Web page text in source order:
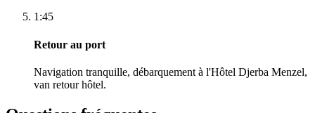
1:45
Retour au port
Navigation tranquille, débarquement à l'Hôtel Djerba Menzel,
van retour hôtel.